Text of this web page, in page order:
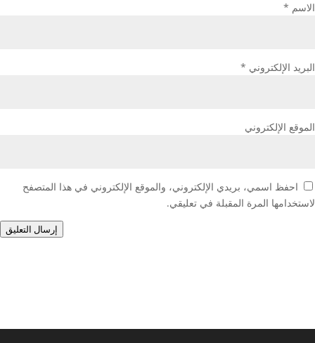
الاسم *
البريد الإلكتروني *
الموقع الإلكتروني
احفظ اسمي، بريدي الإلكتروني، والموقع الإلكتروني في هذا المتصفح
لاستخدامها المرة المقبلة في تعليقي.
إرسال التعليق